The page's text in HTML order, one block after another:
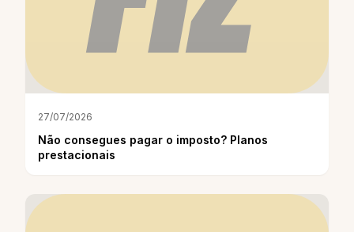
27/07/2026
Não consegues pagar o imposto? Planos
prestacionais